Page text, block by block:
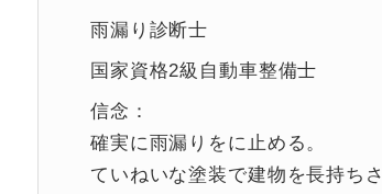
雨漏り診断士
国家資格2級自動車整備士
信念：
確実に雨漏りをに止める。
ていねいな塗装で建物を長持ちさ